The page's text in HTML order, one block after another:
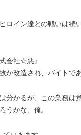
ロイン達との戦いは続
会社☆悪』
か改造され、バイトで
分かるが、この業務は
うかな、俺。